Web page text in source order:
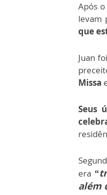
Após
levam
que
Juan
Missa
Seus
era
além